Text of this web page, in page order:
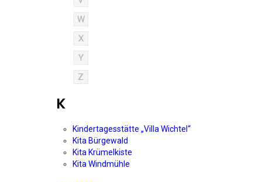
W
X
Y
Z
K
Kindertagesstätte „Villa Wichtel“
Kita Bürgewald
Kita Krümelkiste
Kita Windmühle